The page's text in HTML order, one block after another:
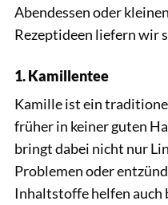
Abendessen oder
Rezeptideen liefern wir
1. Kamillentee
Kamille ist ein
früher in keiner guten
bringt dabei nicht nur
Problemen oder
Inhaltstoffe helfen auch